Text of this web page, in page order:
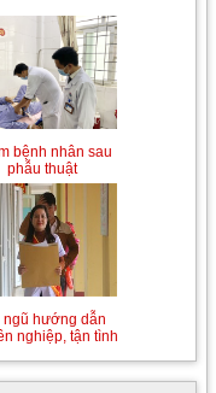
bệnh nhân sau
phẫu thuật
hướng dẫn
nghiệp, tận tình